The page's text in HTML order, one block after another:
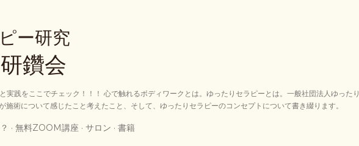
ー研究
鑽会
実践をここでチェック！！！ 心で触れるボディワークとは。ゆったりセラピーとは。一般社団法人ゆったり
施術について感じたこと考えたこと、そして、ゆったりセラピーのコンセプトについて書き綴ります。
無料ZOOM講座 サロン 書籍